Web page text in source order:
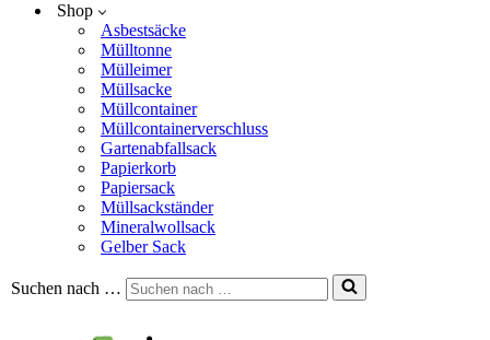
Shop
Asbestsäcke
Mülltonne
Mülleimer
Müllsacke
Müllcontainer
Müllcontainerverschluss
Gartenabfallsack
Papierkorb
Papiersack
Müllsackständer
Mineralwollsack
Gelber Sack
Suchen nach …